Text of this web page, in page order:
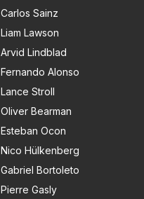
Carlos Sainz
Liam Lawson
Arvid Lindblad
Fernando Alonso
Lance Stroll
Oliver Bearman
Esteban Ocon
Nico Hülkenberg
Gabriel Bortoleto
Pierre Gasly